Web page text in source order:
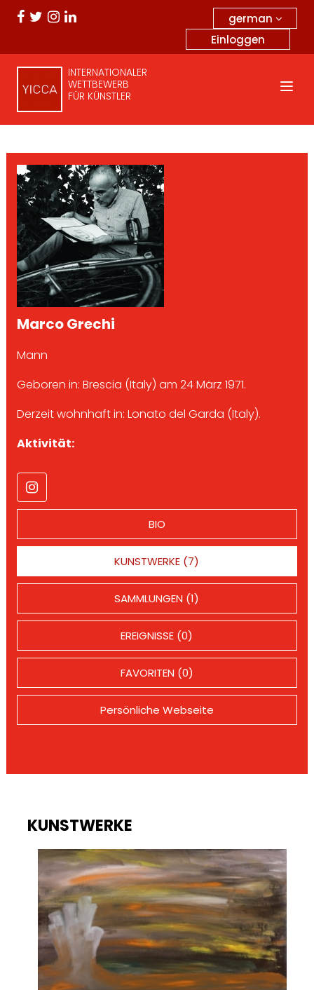
german
Einloggen
INTERNATIONALER
WETTBEWERB
FÜR KÜNSTLER
Marco Grechi
Mann
Geboren in: Brescia (Italy) am 24 März 1971.
Derzeit wohnhaft in: Lonato del Garda (Italy).
Aktivität:
BIO
KUNSTWERKE (7)
SAMMLUNGEN (1)
EREIGNISSE (0)
FAVORITEN (0)
Persönliche Webseite
KUNSTWERKE